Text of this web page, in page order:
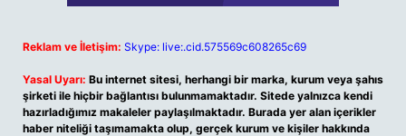
Reklam ve İletişim: Skype: live:.cid.575569c608265c69
Yasal Uyarı: Bu internet sitesi, herhangi bir marka, kurum veya şahıs
şirketi ile hiçbir bağlantısı bulunmamaktadır. Sitede yalnızca kendi
hazırladığımız makaleler paylaşılmaktadır. Burada yer alan içerikler
haber niteliği taşımamakta olup, gerçek kurum ve kişiler hakkında